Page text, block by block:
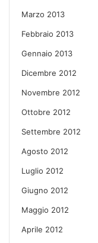
Marzo 2013
Febbraio 2013
Gennaio 2013
Dicembre 2012
Novembre 2012
Ottobre 2012
Settembre 2012
Agosto 2012
Luglio 2012
Giugno 2012
Maggio 2012
Aprile 2012